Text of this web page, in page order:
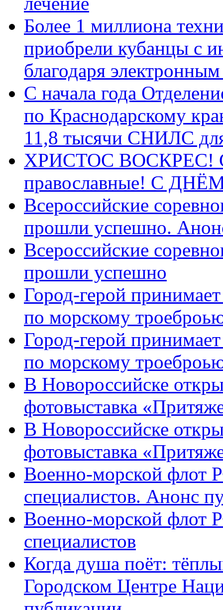
Более 1 миллиона
приобрели кубанцы с
благодаря
С начала года
по Краснодарскому
11,8 тысячи СНИЛС
ХРИСТОС ВОСКРЕС! С
православные! C
Всероссийские
прошли успешно.
Всероссийские
прошли успешно
Город-герой
по морскому
Город-герой
по морскому
В Новороссийске
фотовыставка
В Новороссийске
фотовыставка
Военно-морской флот
специалистов. Анонс
Военно-морской флот
специалистов
Когда душа поёт:
Городском Центре